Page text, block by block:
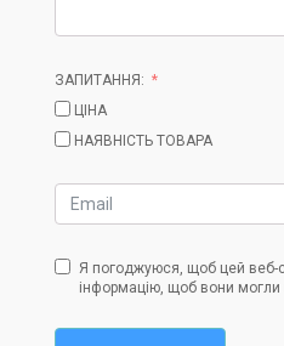
ЗАПИТАННЯ:
ЦІНА
НАЯВНІСТЬ ТОВАРА
Я погоджуюся, щоб цей веб-
інформацію, щоб вони могли